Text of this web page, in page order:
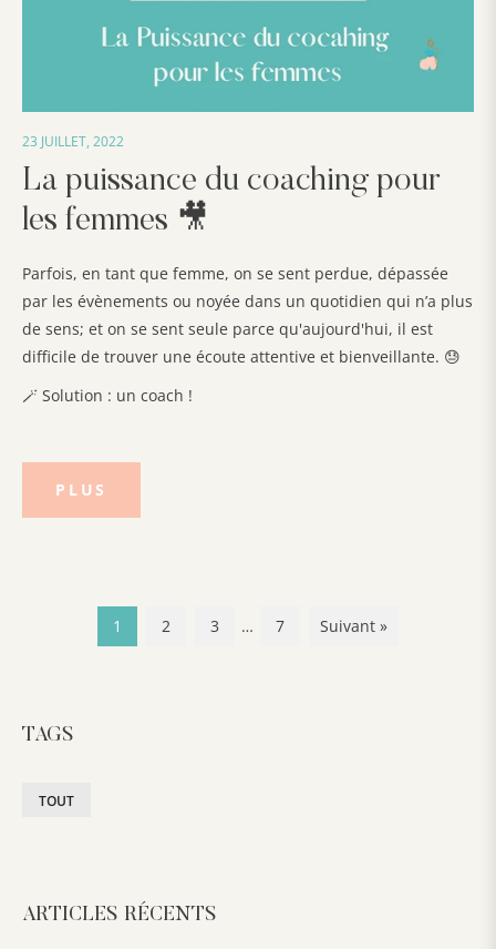
23 JUILLET, 2022
La puissance du coaching pour
les femmes 🎥
Parfois, en tant que femme, on se sent perdue, dépassée
par les évènements ou noyée dans un quotidien qui n’a plus
de sens; et on se sent seule parce qu'aujourd'hui, il est
difficile de trouver une écoute attentive et bienveillante. 😓
🪄 Solution : un coach !
PLUS
1 2 3 … 7 Suivant »
TAGS
TOUT
ARTICLES RÉCENTS